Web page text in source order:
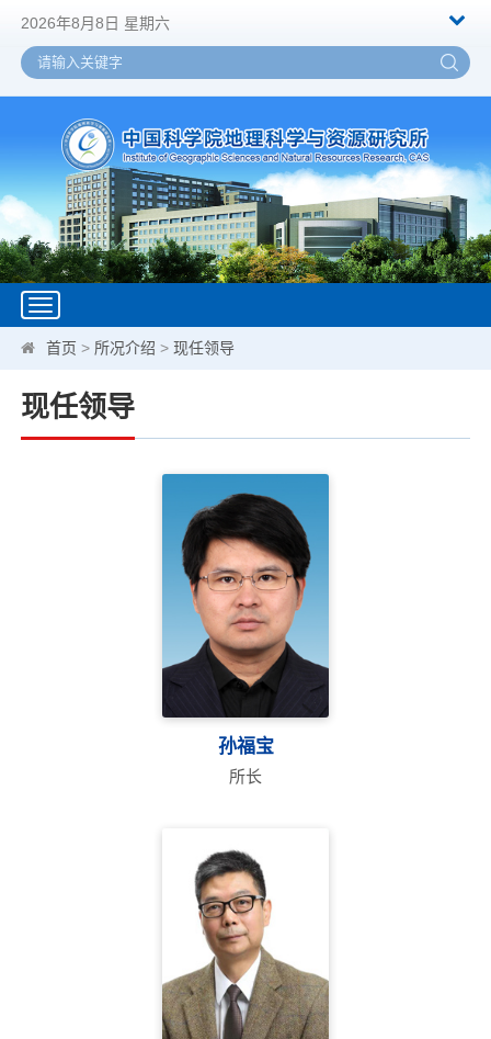
2026年8月8日 星期六
Toggle
navigation
首页 > 所况介绍 >现任领导
现任领导
孙福宝
所长